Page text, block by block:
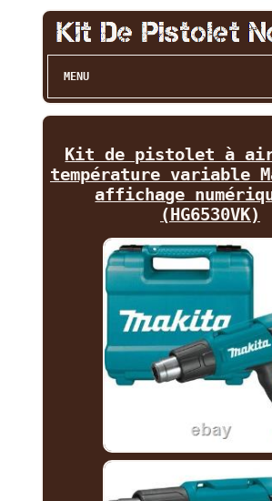
MENU
Kit de pistolet à air
température variable
affichage
(HG6530VK)